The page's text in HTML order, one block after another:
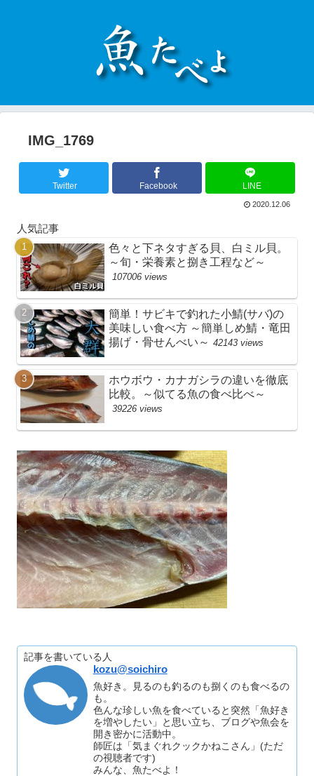
IMG_1769
Twitter Facebook LINE
2020.12.06
人気記事
色々と下ネタすぎる貝、白ミル貝。
～旬・栄養素と捌き工程など～
107006 views
簡単！サビキで釣れた小鯖(サバ)の
美味しい食べ方 ～簡単しめ鯖・竜田
揚げ・骨せんべい～ 42143 views
ホウボウ・カナガシラの違いを徹底
比較。～似てる魚の食べ比べ～
39226 views
記事を書いている人
kozu@soichiro
魚好き。見るのも釣るのも捌くのも食べるの
も。
色んな珍しい魚を食べていると突然「魚好き
を増やしたい」と思い立ち、ブログや魚会を
開き密かに活動中。
師匠は「気まぐれクックかねこさん」(ただ
の視聴者です)
みんな、魚たべよ！